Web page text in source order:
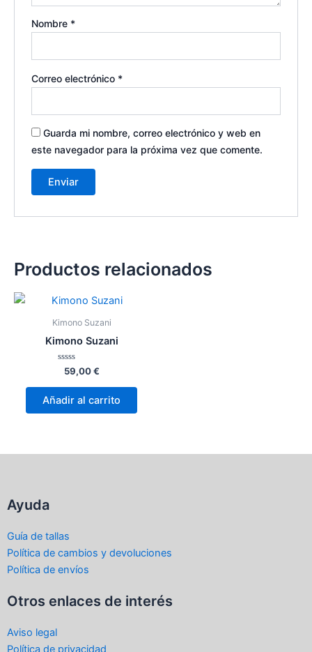
Nombre *
Correo electrónico *
Guarda mi nombre, correo electrónico y web en
este navegador para la próxima vez que comente.
Productos relacionados
Kimono Suzani
Kimono Suzani
Valorado
0
de
5
59,00€
Añadir al carrito
Ayuda
Guía de tallas
Política de cambios y devoluciones
Política de envíos
Otros enlaces de interés
Aviso legal
Política de privacidad